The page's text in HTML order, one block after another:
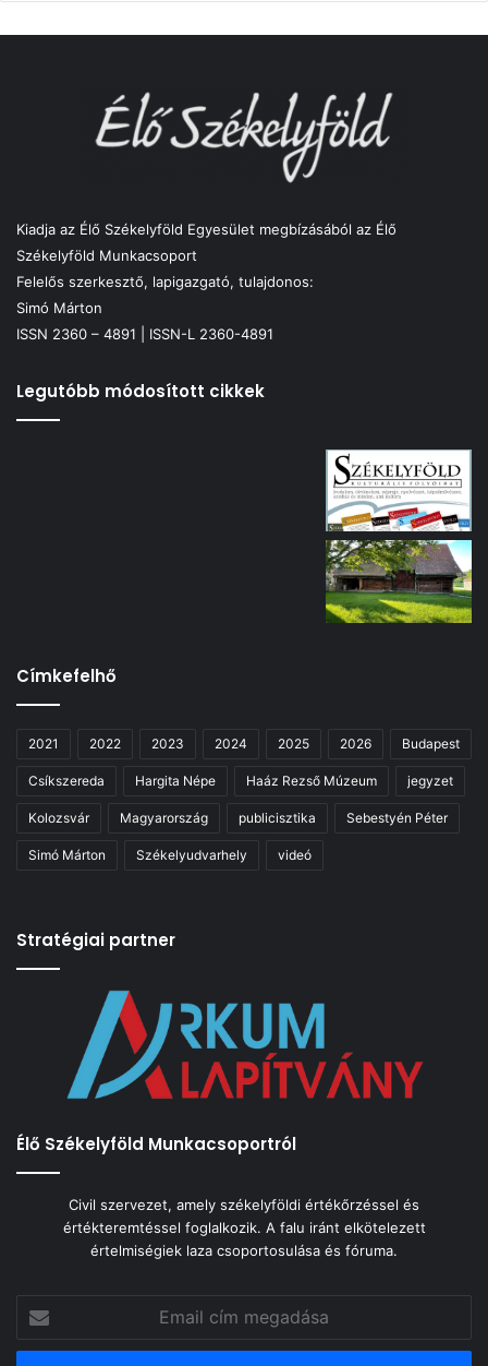
Kiadja az Élő Székelyföld Egyesület megbízásából az Élő
Székelyföld Munkacsoport
Felelős szerkesztő, lapigazgató, tulajdonos:
Simó Márton
ISSN 2360 – 4891 | ISSN-L 2360-4891
Legutóbb módosított cikkek
Címkefelhő
2021 2022 2023 2024 2025 2026 Budapest
Csíkszereda Hargita Népe Haáz Rezső Múzeum jegyzet
Kolozsvár Magyarország publicisztika Sebestyén Péter
Simó Márton Székelyudvarhely videó
Stratégiai partner
Élő Székelyföld Munkacsoportról
Civil szervezet, amely székelyföldi értékőrzéssel és
értékteremtéssel foglalkozik. A falu iránt elkötelezett
értelmiségiek laza csoportosulása és fóruma.
cím
megadása